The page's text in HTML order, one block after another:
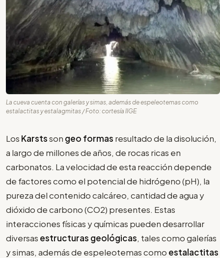
La cueva cuenta con galerías y simas, además de espeleotemas como
estalactitas y estalagmitas / Foto: cortesía IIGE
Los Karstsson geo formas resultado de la disolución,
a largo de millones de años, de rocas ricas en
carbonatos. La velocidad de esta reacción depende
de factores como el potencial de hidrógeno (pH), la
pureza del contenido calcáreo, cantidad de agua y
dióxido de carbono (CO2) presentes. Estas
interacciones físicas y químicas pueden desarrollar
diversas estructuras geológicas, tales como galerías
y simas, además de espeleotemas como estalactitas